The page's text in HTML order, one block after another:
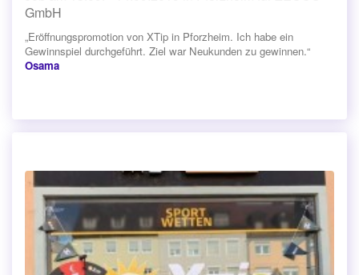
GmbH
„Eröffnungspromotion von XTip in Pforzheim. Ich habe ein
Gewinnspiel durchgeführt. Ziel war Neukunden zu gewinnen.“
Osama